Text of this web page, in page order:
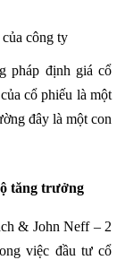
công ty
pháp định giá cổ
cổ phiếu là một
đây là một con
tăng trưởng
& John Neff – 2
việc đầu tư cổ